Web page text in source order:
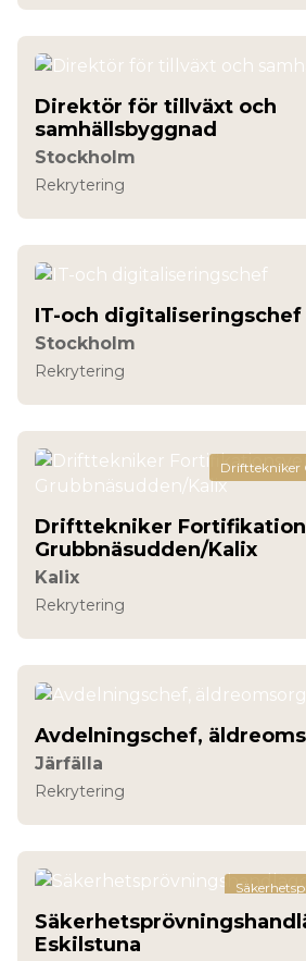
Direktör för tillväxt och
samhällsbyggnad
Stockholm
Rekrytering
IT-och digitaliseringschef
Stockholm
Rekrytering
Drifttekniker
Drifttekniker
Grubbnäsudden/Kalix
Kalix
Rekrytering
Avdelningschef,
Järfälla
Rekrytering
Eskilstuna